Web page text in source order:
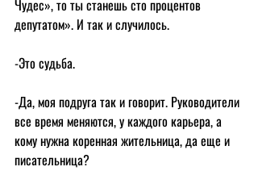
Чудес», то ты станешь сто процентов
депутатом». И так и случилось.
-Это судьба.
-Да, моя подруга так и говорит. Руководители
все время меняются, у каждого карьера, а
кому нужна коренная жительница, да еще и
писательница?